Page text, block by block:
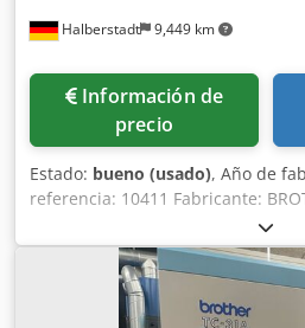
Halberstadt 9,449 km
Información de
precio
Estado: bueno (usado), Año de
referencia: 10411 Fabricante:
S700X1 Año de fabricación: 2016
Control: BROTHER CNC
origen: Alemania Recorrido del
del eje Y: 400 mm Recorrido del
motor del husillo principal: 15,4